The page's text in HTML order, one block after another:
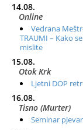
14.08.
Online
Vedrana
TRAUMI – Kako
mislite
15.08.
Otok Krk
Ljetni DOP
16.08.
Tisno (Murter)
Seminar